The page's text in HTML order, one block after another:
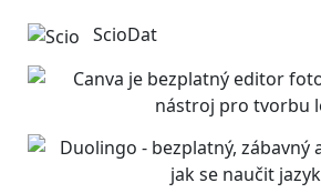
ScioDat